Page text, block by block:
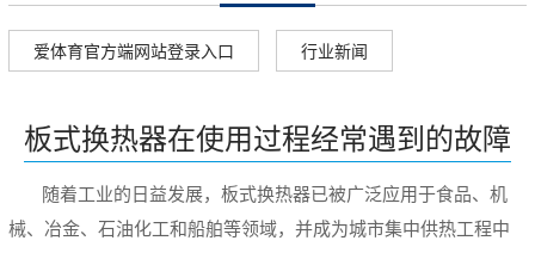
爱体育官方端网站登录入口 行业新闻
板式换热器在使用过程经常遇到的故障
随着工业的日益发展，板式换热器已被广泛应用于食品、机
械、冶金、石油化工和船舶等领域，并成为城市集中供热工程中